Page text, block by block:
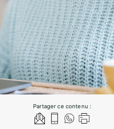
Partager ce contenu :